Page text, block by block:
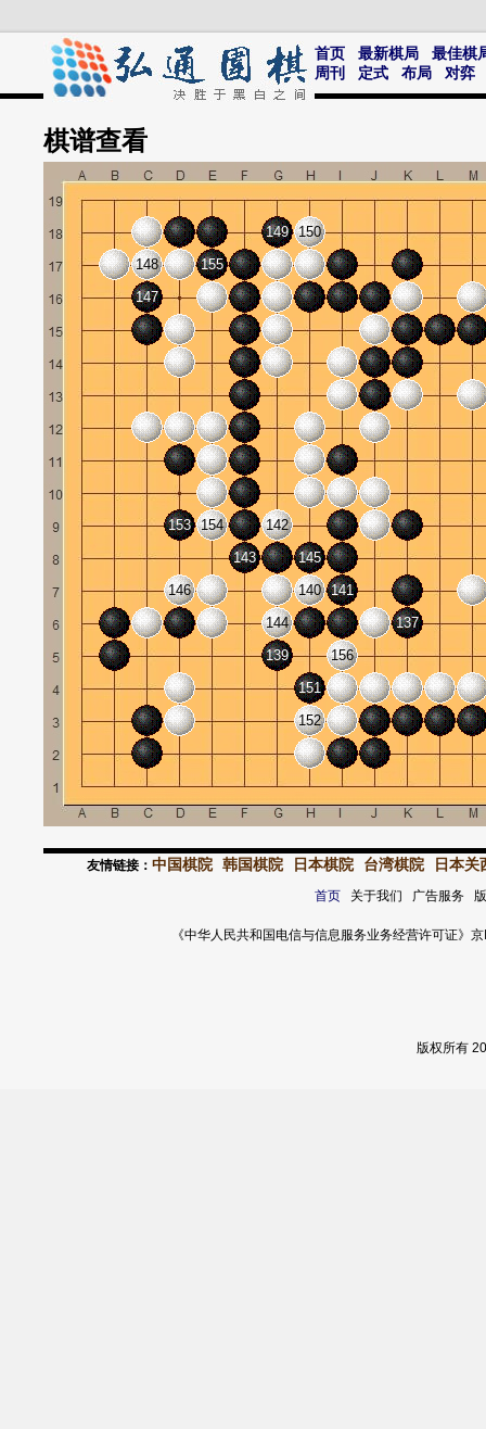
首页 最新棋局
最佳棋
周刊
定式 布局 对弈
棋谱查看
137
139
140 141
142
143
144
145
146
147
148
149 150
151
152
153 154
155
156
友情链接： 中国棋院 韩国棋院 日本棋院 台湾棋院 日本关
首页关于我们 广告服务
《中华人民共和国电信与信息服务业务经营许可证
版权所有